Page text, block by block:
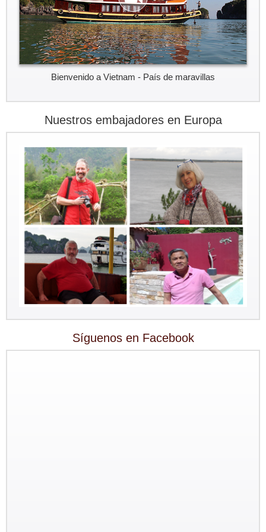
Bienvenido a Vietnam - País de maravillas
Nuestros embajadores en Europa
Síguenos en Facebook